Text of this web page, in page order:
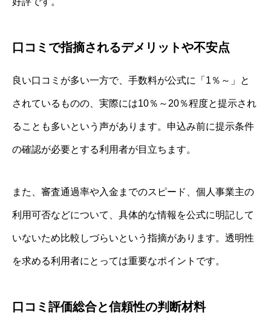
口コミで指摘されるデメリットや不安点
良い口コミが多い一方で、手数料が公式に「1％～」と
されているものの、実際には10％～20％程度と提示され
ることも多いという声があります。申込み前に提示条件
の確認が必要とする利用者が目立ちます。
また、審査通過率や入金までのスピード、個人事業主の
利用可否などについて、具体的な情報を公式に明記して
いないため比較しづらいという指摘があります。透明性
を求める利用者にとっては重要なポイントです。
口コミ評価総合と信頼性の判断材料